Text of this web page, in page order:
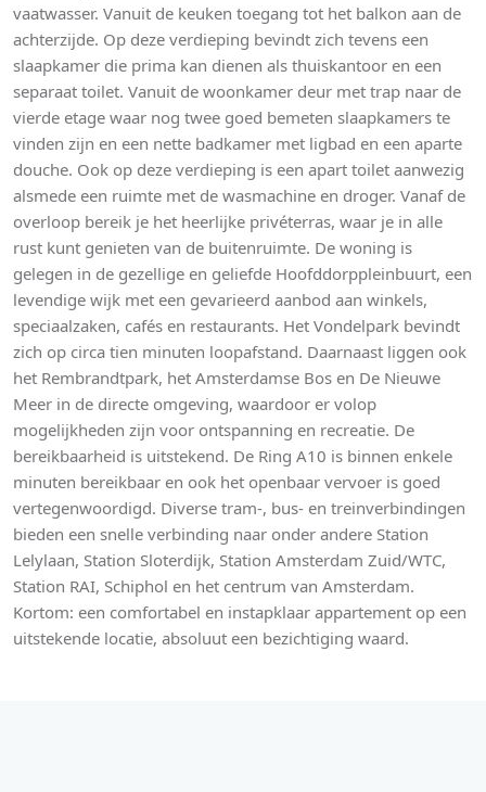
vaatwasser. Vanuit de keuken toegang tot het balkon aan de
achterzijde. Op deze verdieping bevindt zich tevens een
slaapkamer die prima kan dienen als thuiskantoor en een
separaat toilet. Vanuit de woonkamer deur met trap naar de
vierde etage waar nog twee goed bemeten slaapkamers te
vinden zijn en een nette badkamer met ligbad en een aparte
douche. Ook op deze verdieping is een apart toilet aanwezig
alsmede een ruimte met de wasmachine en droger. Vanaf de
overloop bereik je het heerlijke privéterras, waar je in alle
rust kunt genieten van de buitenruimte. De woning is
gelegen in de gezellige en geliefde Hoofddorppleinbuurt, een
levendige wijk met een gevarieerd aanbod aan winkels,
speciaalzaken, cafés en restaurants. Het Vondelpark bevindt
zich op circa tien minuten loopafstand. Daarnaast liggen ook
het Rembrandtpark, het Amsterdamse Bos en De Nieuwe
Meer in de directe omgeving, waardoor er volop
mogelijkheden zijn voor ontspanning en recreatie. De
bereikbaarheid is uitstekend. De Ring A10 is binnen enkele
minuten bereikbaar en ook het openbaar vervoer is goed
vertegenwoordigd. Diverse tram-, bus- en treinverbindingen
bieden een snelle verbinding naar onder andere Station
Lelylaan, Station Sloterdijk, Station Amsterdam Zuid/WTC,
Station RAI, Schiphol en het centrum van Amsterdam.
Kortom: een comfortabel en instapklaar appartement op een
uitstekende locatie, absoluut een bezichtiging waard.